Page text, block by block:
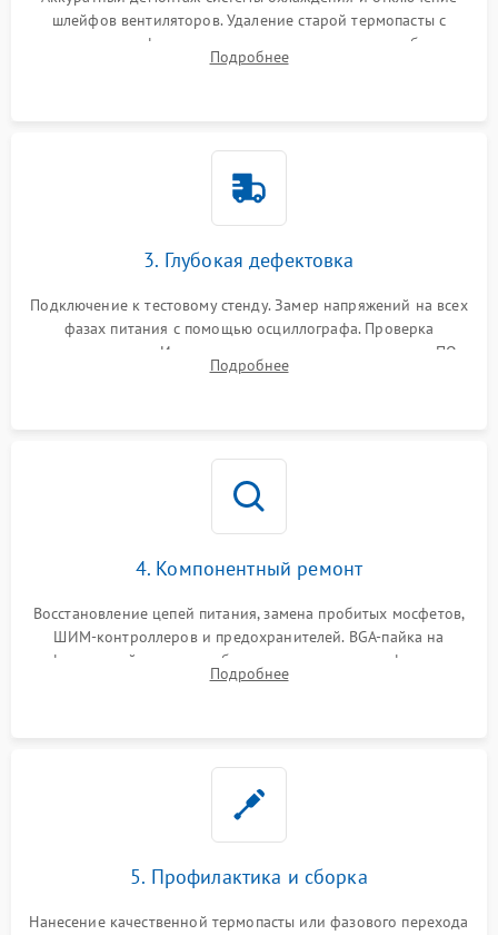
шлейфов вентиляторов. Удаление старой термопасты с
кристалла графического чипа и термопрокладок с банок
памяти и зоны VRM. Очистка платы от пыли и окислов.
Подробнее
3. Глубокая дефектовка
Подключение к тестовому стенду. Замер напряжений на всех
фазах питания с помощью осциллографа. Проверка
инициализации. Использование специализированного ПО
MATS
Подробнее
4. Компонентный ремонт
Восстановление цепей питания, замена пробитых мосфетов,
ШИМ-контроллеров и предохранителей. BGA-пайка на
инфракрасной станции реболлинг или замена графического
чипа и дефектной памяти GDDR. Прошивка BIOS
Подробнее
5. Профилактика и сборка
Нанесение качественной термопасты или фазового перехода